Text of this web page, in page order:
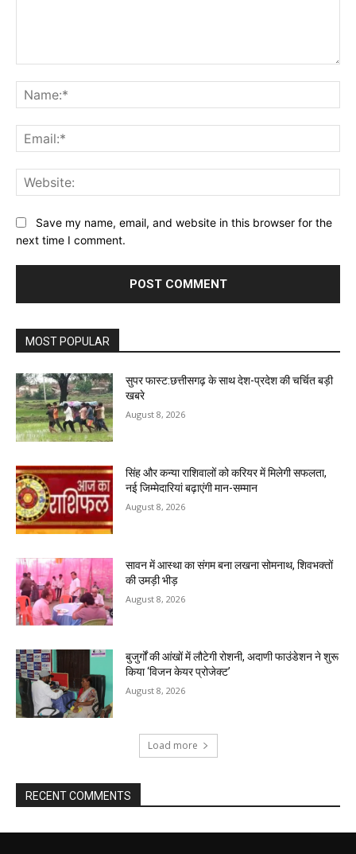
Save my name, email, and website in this browser for the
next time I comment.
MOST POPULAR
सुपर फास्ट:छत्तीसगढ़ के साथ देश-प्रदेश की चर्चित बड़ी
खबरे
August 8, 2026
सिंह और कन्या राशिवालों को करियर में मिलेगी सफलता,
नई जिम्मेदारियां बढ़ाएंगी मान-सम्मान
August 8, 2026
सावन में आस्था का संगम बना लखना सोमनाथ, शिवभक्तों
की उमड़ी भीड़
August 8, 2026
बुजुर्गों की आंखों में लौटेगी रोशनी, अदाणी फाउंडेशन ने शुरू
किया ‘विजन केयर प्रोजेक्ट’
August 8, 2026
Load more
RECENT COMMENTS